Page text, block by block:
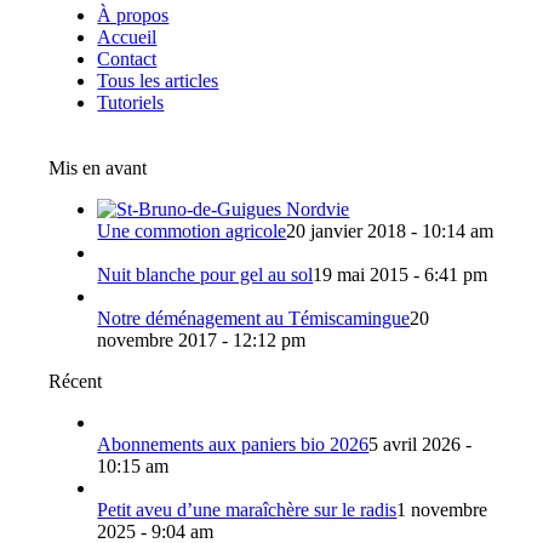
À propos
Accueil
Contact
Tous les articles
Tutoriels
Mis en avant
Une commotion agricole20 janvier 2018 - 10:14 am
Nuit blanche pour gel au sol19 mai 2015 - 6:41 pm
Notre déménagement au Témiscamingue20
novembre 2017 - 12:12 pm
Récent
Abonnements aux paniers bio 20265 avril 2026 -
10:15 am
Petit aveu d’une maraîchère sur le radis1 novembre
2025 - 9:04 am